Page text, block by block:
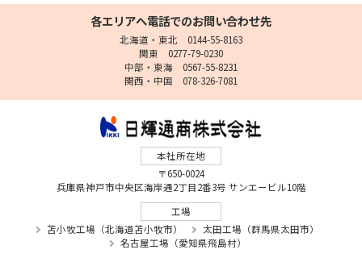
各エリアへ電話でのお問い合わせ先
北海道・東北 0144-55-8163
関東 0277-79-0230
中部・東海 0567-55-8231
関西・中国 078-326-7081
本社所在地
〒650-0024
兵庫県神戸市中央区海岸通2丁目2番3号 サンエービル10階
工場
苫小牧工場（北海道苫小牧市）
太田工場（群馬県太田市）
名古屋工場（愛知県飛島村）